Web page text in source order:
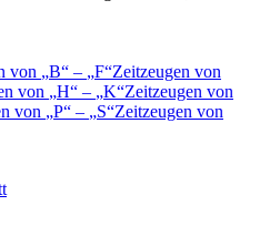
von B – F Zeitzeugen von
von H – K Zeitzeugen von
von P – S Zeitzeugen von